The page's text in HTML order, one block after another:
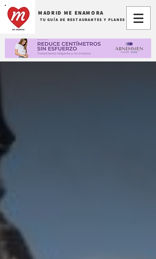
MADRID ME ENAMORA
TU GUÍA DE RESTAURANTES Y PLANES